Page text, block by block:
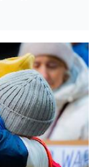
мільйон
підрахунку